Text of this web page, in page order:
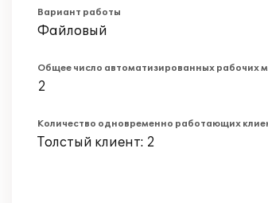
Вариант работы
Файловый
Общее число автоматизированных рабочих
2
Количество одновременно работающих
Толстый клиент: 2